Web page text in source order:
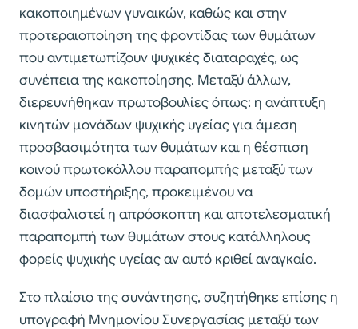
κακοποιημένων γυναικών, καθώς και στην
προτεραιοποίηση της φροντίδας των θυμάτων
που αντιμετωπίζουν ψυχικές διαταραχές, ως
συνέπεια της κακοποίησης. Μεταξύ άλλων,
διερευνήθηκαν πρωτοβουλίες όπως: η ανάπτυξη
κινητών μονάδων ψυχικής υγείας για άμεση
προσβασιμότητα των θυμάτων και η θέσπιση
κοινού πρωτοκόλλου παραπομπής μεταξύ των
δομών υποστήριξης, προκειμένου να
διασφαλιστεί η απρόσκοπτη και αποτελεσματική
παραπομπή των θυμάτων στους κατάλληλους
φορείς ψυχικής υγείας αν αυτό κριθεί αναγκαίο.
Στο πλαίσιο της συνάντησης, συζητήθηκε επίσης η
υπογραφή Μνημονίου Συνεργασίας μεταξύ των